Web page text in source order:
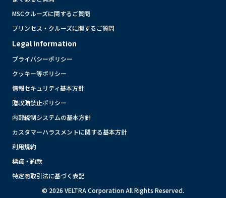
MSCクルーズに関するご質問
プリンセス・クルーズに関するご質問
Legal Information
プライバシーポリシー
クッキー等ポリシー
情報セキュリティ基本方針
贈収賄禁止ポリシー
内部統制システムの基本方針
カスタマーハラスメントに関する基本方針
利用規約
標識・約款
特定商取引法に基づく表記
© 2026 VELTRA Corporation All Rights Reserved.